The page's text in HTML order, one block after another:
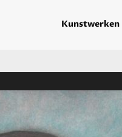
Kunstwerken